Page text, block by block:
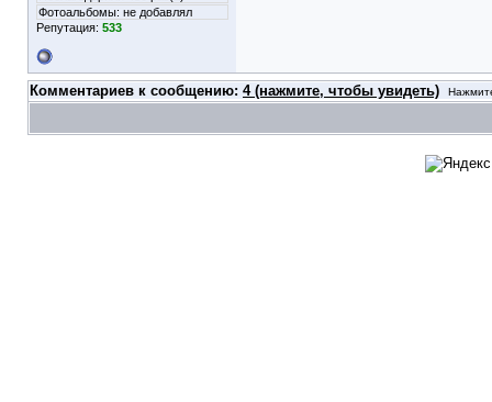
Фотоальбомы: не добавлял
Репутация: 533
Комментариев к сообщению: 4 (нажмите, чтобы увидеть)